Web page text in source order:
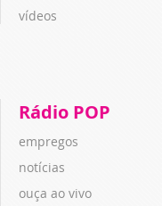
vídeos
Rádio POP
empregos
notícias
ouça ao vivo